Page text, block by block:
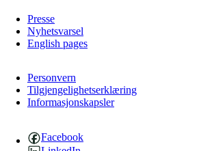
Presse
Nyhetsvarsel
English pages
Personvern
Tilgjengelighetserklæring
Informasjonskapsler
Facebook